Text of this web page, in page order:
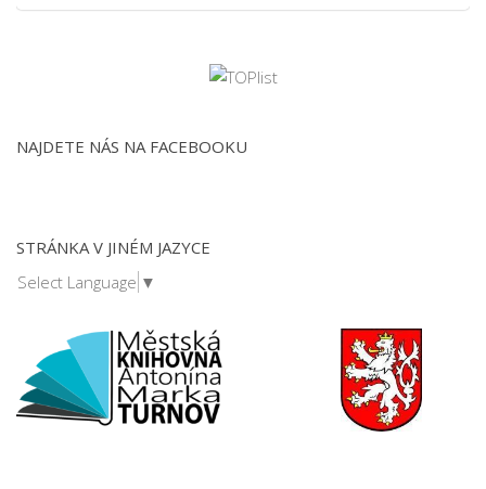
NAJDETE NÁS NA FACEBOOKU
STRÁNKA V JINÉM JAZYCE
Select Language ▼